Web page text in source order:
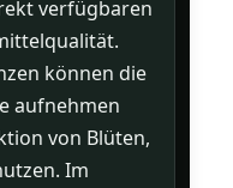
verfügbaren
können die
aufnehmen
von Blüten,
Im